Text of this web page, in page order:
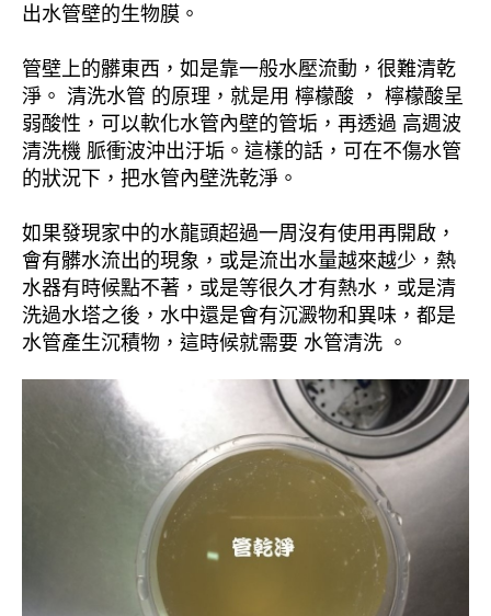
出水管壁的生物膜。
管壁上的髒東西，如是靠一般水壓流動，很難清乾
淨。 清洗水管 的原理，就是用 檸檬酸 ， 檸檬酸呈
弱酸性，可以軟化水管內壁的管垢，再透過 高週波
清洗機 脈衝波沖出汙垢。這樣的話，可在不傷水管
的狀況下，把水管內壁洗乾淨。
如果發現家中的水龍頭超過一周沒有使用再開啟，
會有髒水流出的現象，或是流出水量越來越少，熱
水器有時候點不著，或是等很久才有熱水，或是清
洗過水塔之後，水中還是會有沉澱物和異味，都是
水管產生沉積物，這時候就需要 水管清洗 。